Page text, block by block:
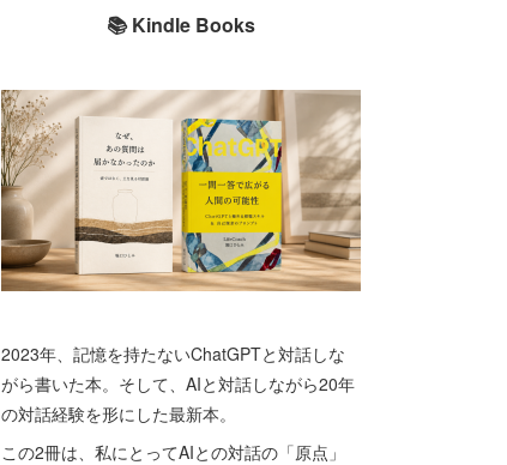
📚 Kindle Books
2023年、記憶を持たないChatGPTと対話しな
がら書いた本。そして、AIと対話しながら20年
の対話経験を形にした最新本。
この2冊は、私にとってAIとの対話の「原点」